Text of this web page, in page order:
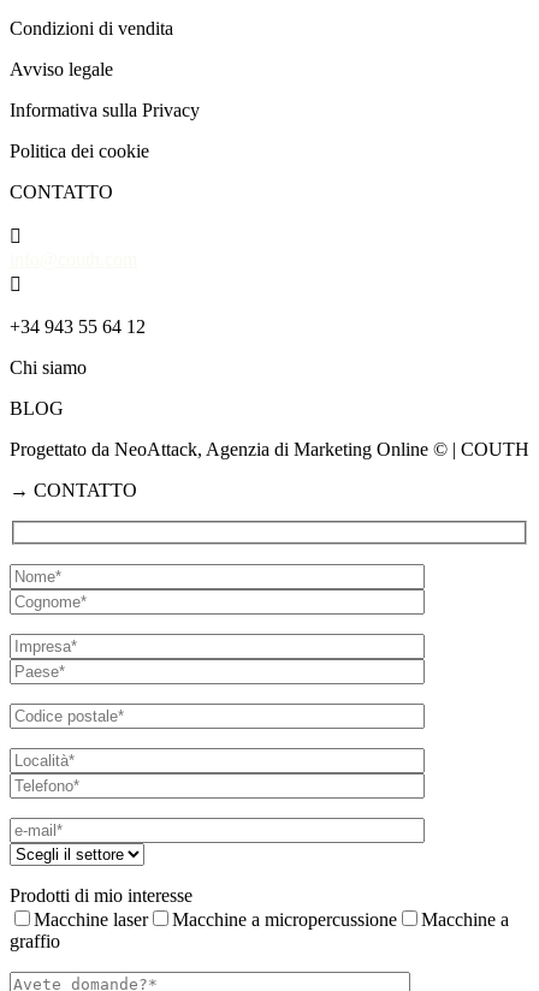
Condizioni di vendita
Avviso legale
Informativa sulla Privacy
Politica dei cookie
CONTATTO


+34 943 55 64 12
Chi siamo
BLOG
Progettato da NeoAttack, Agenzia di Marketing Online © | COUTH
→ CONTATTO
Prodotti di mio interesse
Macchine laser
Macchine a micropercussione
Macchine a
graffio